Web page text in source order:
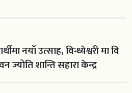
नयाँ उत्साह, विन्ध्येश्वरी मा वि
ज्योति शान्ति सहारा केन्द्र